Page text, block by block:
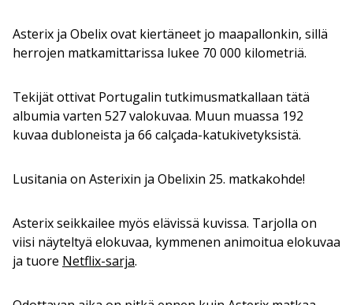
Asterix ja Obelix ovat kiertäneet jo maapallonkin, sillä
herrojen matkamittarissa lukee 70 000 kilometriä.
Tekijät ottivat Portugalin tutkimusmatkallaan tätä
albumia varten 527 valokuvaa. Muun muassa 192
kuvaa dubloneista ja 66 calçada-katukivetyksistä.
Lusitania on Asterixin ja Obelixin 25. matkakohde!
Asterix seikkailee myös elävissä kuvissa. Tarjolla on
viisi näyteltyä elokuvaa, kymmenen animoitua elokuvaa
ja tuore Netflix-sarja.